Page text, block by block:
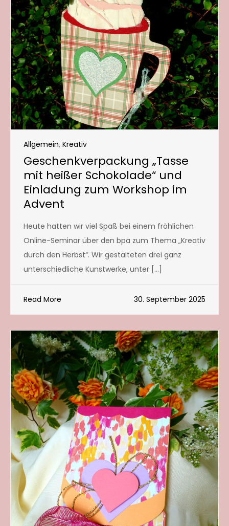
Allgemein, Kreativ
Geschenkverpackung „Tasse
mit heißer Schokolade“ und
Einladung zum Workshop im
Advent
Heute hatten wir viel Spaß bei einem fröhlichen
Online-Seminar über den bpa zum Thema „Kreativ
durch den Herbst“. Wir gestalteten drei ganz
unterschiedliche Kunstwerke, unter […]
Read More 30. September 2025